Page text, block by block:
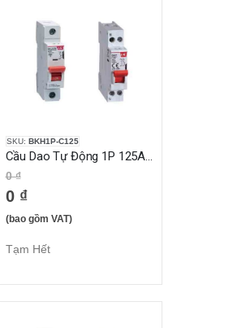
SKU: BKH1P-C125
Cầu Dao Tự Động 1P 125A 10KA
0 ₫
0 ₫
(bao gồm VAT)
Tạm Hết